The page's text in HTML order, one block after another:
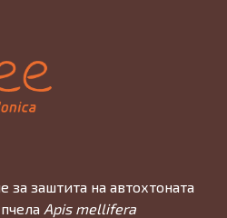
заштита на автохтоната
Apis mellifera